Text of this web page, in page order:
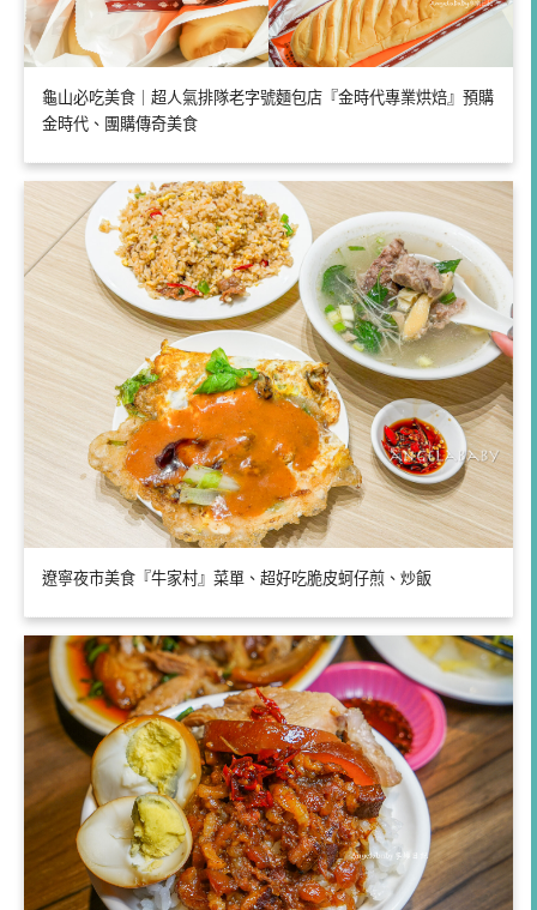
龜山必吃美食｜超人氣排隊老字號麵包店『金時代專業烘焙』預購
金時代、團購傳奇美食
遼寧夜市美食『牛家村』菜單、超好吃脆皮蚵仔煎、炒飯